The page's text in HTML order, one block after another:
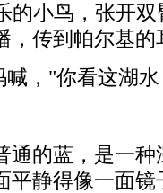
的小鸟，张开
，传到帕尔基的
， "你看这湖
通的蓝，是一
平静得像一面